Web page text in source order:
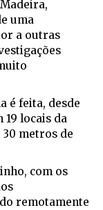
uma
a outras
é feita, desde
19 locais da
metros de
com os
remotamente